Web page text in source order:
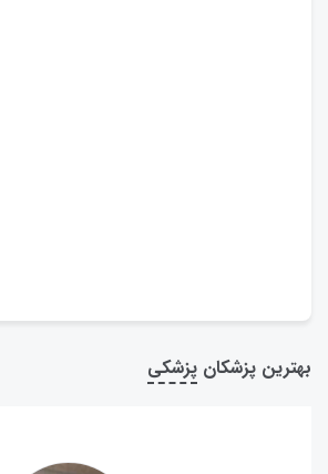
بهترین پزشکان پزشکی